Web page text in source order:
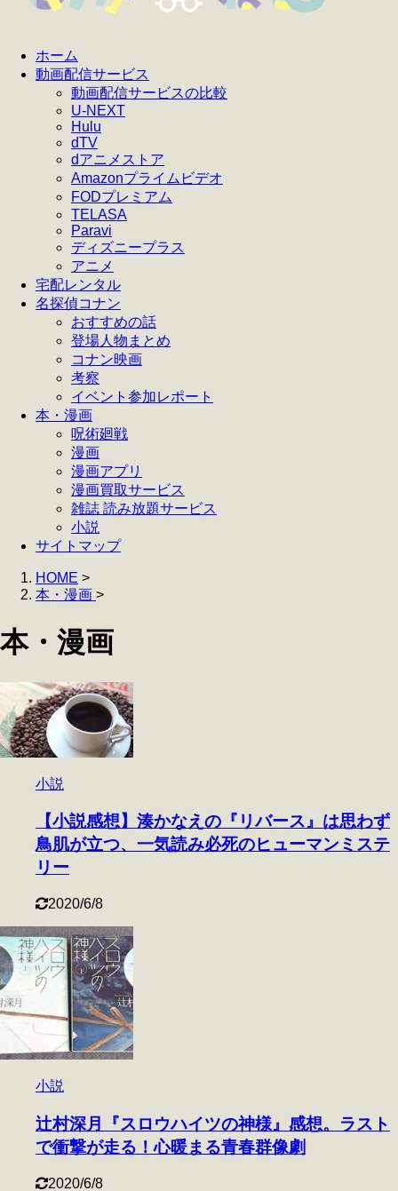
ホーム
動画配信サービス
動画配信サービスの比較
U-NEXT
Hulu
dTV
dアニメストア
Amazonプライムビデオ
FODプレミアム
TELASA
Paravi
ディズニープラス
アニメ
宅配レンタル
名探偵コナン
おすすめの話
登場人物まとめ
コナン映画
考察
イベント参加レポート
本・漫画
呪術廻戦
漫画
漫画アプリ
漫画買取サービス
雑誌 読み放題サービス
小説
サイトマップ
HOME >
本・漫画 >
本・漫画
小説
【小説感想】湊かなえの『リバース』は思わず
鳥肌が立つ、一気読み必死のヒューマンミステ
リー
2020/6/8
小説
辻村深月『スロウハイツの神様』感想。ラスト
で衝撃が走る！心暖まる青春群像劇
2020/6/8